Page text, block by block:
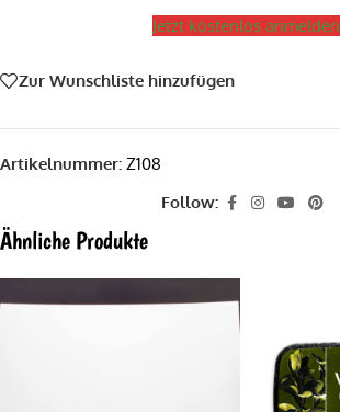
Jetzt kostenlos anmelden
Zur Wunschliste hinzufügen
Artikelnummer: Z108
Follow:
Ähnliche Produkte